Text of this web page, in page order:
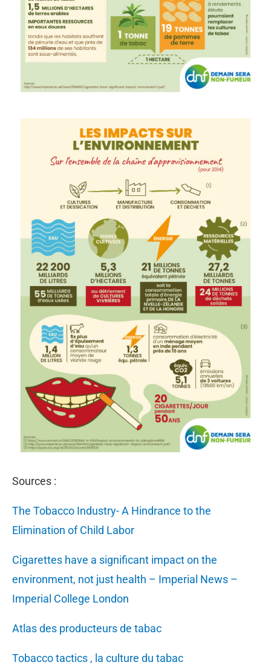
Sources :
The Tobacco Industry- A Hindrance to the
Elimination of Child Labor
Cigarettes have a significant impact on the
environment, not just health – Imperial News –
Imperial College London
Atlas des producteurs de tabac
Tobacco tactics , la culture du tabac